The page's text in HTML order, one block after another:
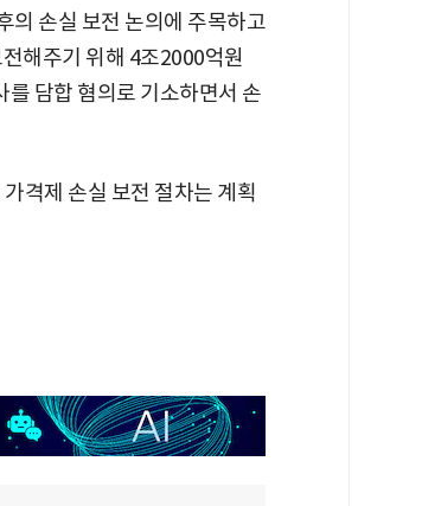
의 손실 보전 논의에 주목하고
해주기 위해 4조2000억원
담합 혐의로 기소하면서 손
격제 손실 보전 절차는 계획